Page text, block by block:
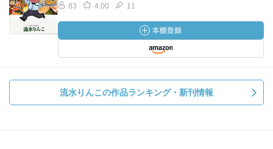
83 4.00 11
流水りんこの作品ランキング・新刊情報